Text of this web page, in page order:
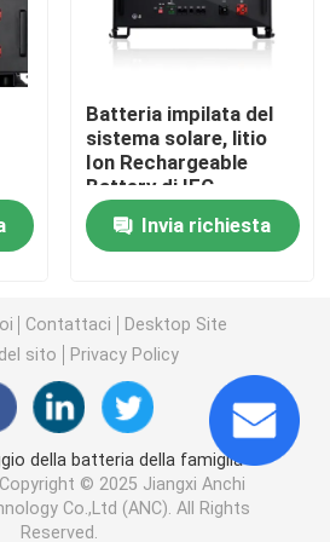
di batterie commerciali
di golf 48V
solare
dell'energia
Batteria impilata del
sistema solare, litio
Ion Rechargeable
Battery di IEC
Invia richiesta
Contattaci
Desktop Site
sito
Privacy Policy
della batteria della famiglia
© 2025 Jiangxi Anchi
Co.,Ltd (ANC). All Rights
Reserved.